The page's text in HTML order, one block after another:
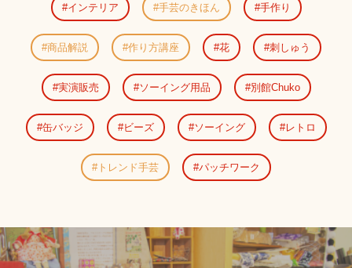
インテリア 手芸のきほん 手作り
商品解説 作り方講座 花 刺しゅう
実演販売 ソーイング用品 別館Chuko
缶バッジ ビーズ ソーイング レトロ
トレンド手芸 パッチワーク